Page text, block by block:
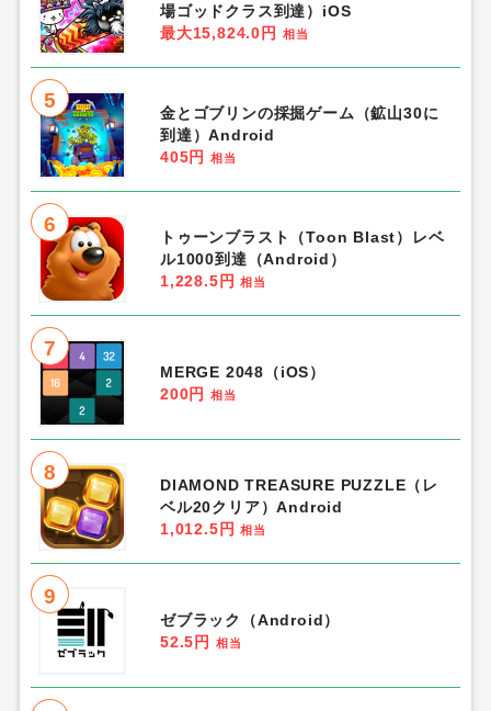
場ゴッドクラス到達）iOS
最大15,824.0円
相当
5
金とゴブリンの採掘ゲーム（鉱山30に
到達）Android
405円
相当
6
トゥーンブラスト（Toon Blast）レベ
ル1000到達（Android）
1,228.5円
相当
7
MERGE 2048（iOS）
200円
相当
8
DIAMOND TREASURE PUZZLE（レ
ベル20クリア）Android
1,012.5円
相当
9
ゼブラック（Android）
52.5円
相当